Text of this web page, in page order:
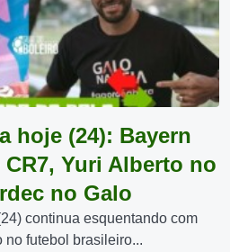
hoje (24): Bayern
Yuri Alberto no
no Galo
continua esquentando com
futebol brasileiro...